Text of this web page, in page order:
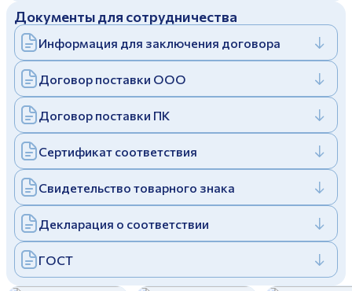
Отправить
Заполняя и отправляя форму, вы соглашаетесь
cполитикой конфиденциальности
Заполняя и отправляя форму, вы соглашаетесь
cполитикой конфиденциальности
Дулевский фарфоровый завод ©
Политика конфиденциальности
Документы для сотрудничества
Информация для заключения договора
Договор поставки ООО
Договор поставки ПК
Сертификат соответствия
Свидетельство товарного знака
Декларация о соответствии
ГОСТ